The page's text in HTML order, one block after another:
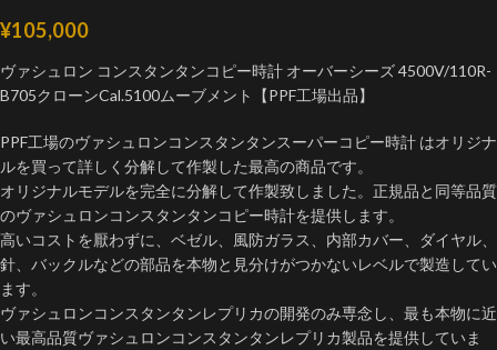
¥105,000
ヴァシュロン コンスタンタンコピー時計 オーバーシーズ 4500V/110R-
B705クローンCal.5100ムーブメント【PPF工場出品】
PPF工場のヴァシュロンコンスタンタンスーパーコピー時計 はオリジナ
ルを買って詳しく分解して作製した最高の商品です。
オリジナルモデルを完全に分解して作製致しました。正規品と同等品質
のヴァシュロンコンスタンタンコピー時計を提供します。
高いコストを厭わずに、ベゼル、風防ガラス、内部カバー、ダイヤル、
針、バックルなどの部品を本物と見分けがつかないレベルで製造してい
ます。​
ヴァシュロンコンスタンタンレプリカの開発のみ専念し、最も本物に近
い最高品質ヴァシュロンコンスタンタンレプリカ製品を提供していま